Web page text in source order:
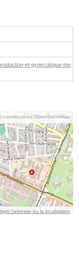
et-gynecologue-me
contributeurs OpenStreetMap
l’adresse ou la localisation